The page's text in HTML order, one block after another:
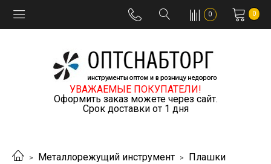
0 0
УВАЖАЕМЫЕ ПОКУПАТЕЛИ!
Оформить заказ можете через сайт.
Срок доставки от 1 дня
Металлорежущий инструмент Плашки